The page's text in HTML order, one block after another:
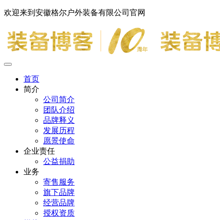
欢迎来到安徽格尔户外装备有限公司官网
首页
简介
公司简介
团队介绍
品牌释义
发展历程
愿景使命
企业责任
公益捐助
业务
寄售服务
旗下品牌
经营品牌
授权资质